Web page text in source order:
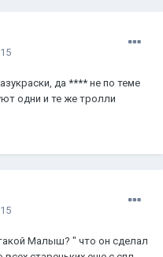
да **** не по теме
одни и те же тролли